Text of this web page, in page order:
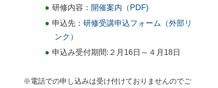
研修内容： 開催案内（PDF)
申込先： 研修受講申込フォーム（外部リ
ンク）
申込み受付期間:２月16日～４月18日
※電話での申し込みは受け付けておりませんのでご